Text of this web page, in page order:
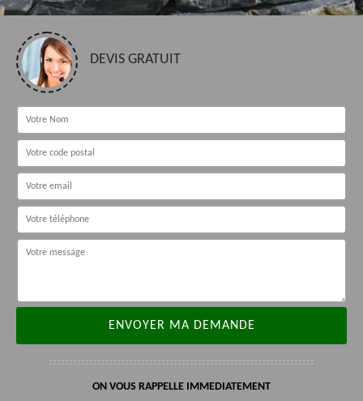
DEVIS GRATUIT
ON VOUS RAPPELLE IMMEDIATEMENT